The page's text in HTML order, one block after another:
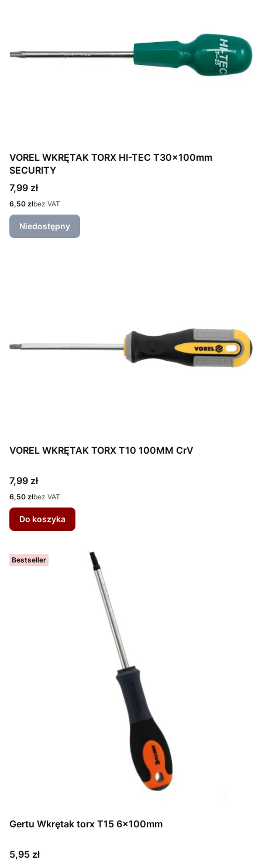
VOREL WKRĘTAK TORX HI-TEC T30x100mm
SECURITY
Cena
7,99 zł
Cena
6,50 złbez VAT
Niedostępny
VOREL WKRĘTAK TORX T10 100MM CrV
Cena
7,99 zł
Cena
6,50 złbez VAT
Do koszyka
Bestseller
Gertu Wkrętak torx T15 6x100mm
Cena
5,95 zł